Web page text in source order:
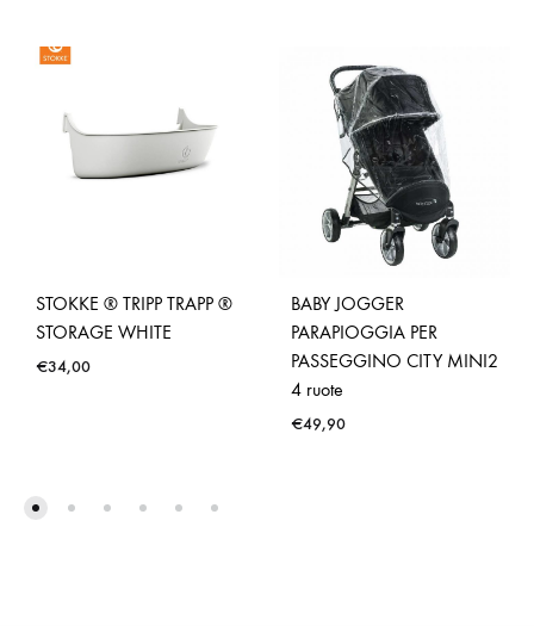
STOKKE ® TRIPP TRAPP ®
STORAGE WHITE
€34,00
BABY JOGGER
PARAPIOGGIA PER
PASSEGGINO CITY MINI2
4 ruote
€49,90